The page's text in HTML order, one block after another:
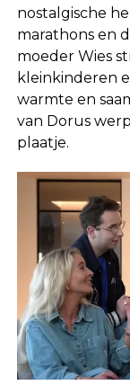
nostalgische
marathons en
moeder Wies
kleinkinderen
warmte en
van Dorus
plaatje.